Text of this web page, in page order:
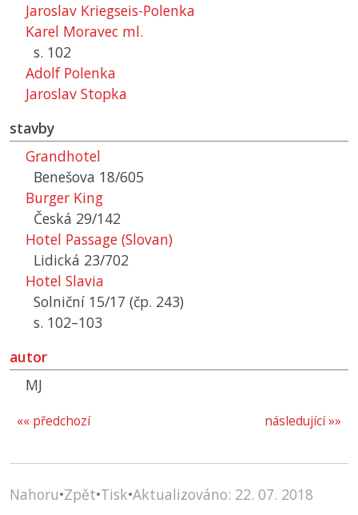
Jaroslav Kriegseis-Polenka
Karel Moravec ml.
s. 102
Adolf Polenka
Jaroslav Stopka
stavby
Grandhotel
Benešova 18/605
Burger King
Česká 29/142
Hotel Passage (Slovan)
Lidická 23/702
Hotel Slavia
Solniční 15/17 (čp. 243)
s. 102–103
autor
MJ
následující »»
«« předchozí
Nahoru•Zpět•Tisk•Aktualizováno: 22. 07. 2018